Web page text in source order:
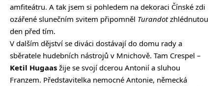
amfiteátru. A tak jsem si pohledem na dekoraci Čínské zdi
ozářené slunečním svitem připomněl Turandotzhlédnutou
den před tím.
V dalším dějství se diváci dostávají do domu rady a
sběratele hudebních nástrojů v Mnichově. Tam Crespel –
Ketil Hugaas žije se svojí dcerou Antonií a sluhou
Franzem. Představitelka nemocné Antonie, německá